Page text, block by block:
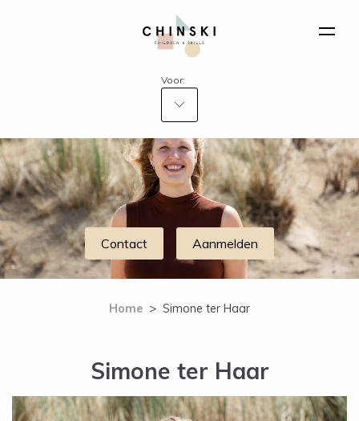
Voor:
Contact Aanmelden
Home > Simone ter Haar
Simone ter Haar